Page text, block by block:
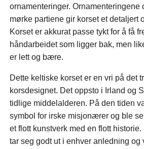
ornamenteringer. Ornamenteringene
mørke partiene gir korset et detaljert
Korset er akkurat passe tykt for å få
håndarbeidet som ligger bak, men
er lett og bære.
Dette keltiske korset er en vri på det
korsdesignet. Det oppsto i Irland og
tidlige middelalderen. På den tiden
symbol for irske misjonærer og ble
et flott kunstverk med en flott
tar seg godt ut i enhver anledning og